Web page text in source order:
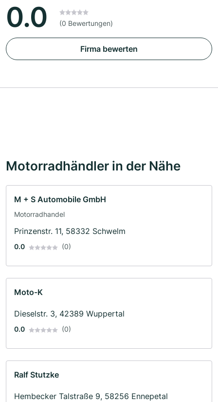
0.0 (0 Bewertungen)
Firma bewerten
Motorradhändler in der Nähe
M + S Automobile GmbH
Motorradhandel
Prinzenstr. 11, 58332 Schwelm
0.0 (0)
Moto-K
Dieselstr. 3, 42389 Wuppertal
0.0 (0)
Ralf Stutzke
Hembecker Talstraße 9, 58256 Ennepetal